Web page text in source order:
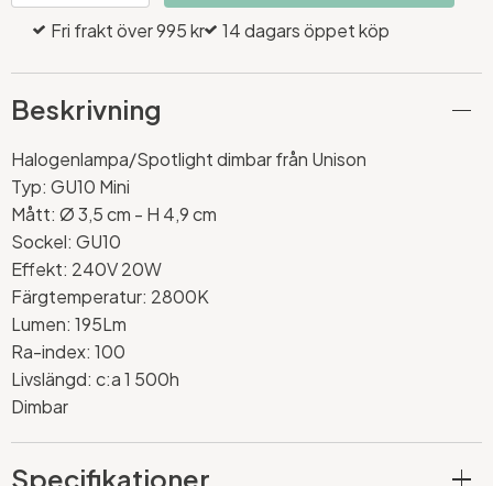
Fri frakt över 995 kr 14 dagars öppet köp
Beskrivning
Halogenlampa/Spotlight dimbar från Unison
Typ: GU10 Mini
Mått: Ø 3,5 cm - H 4,9 cm
Sockel: GU10
Effekt: 240V 20W
Färgtemperatur: 2800K
Lumen: 195Lm
Ra-index: 100
Livslängd: c:a 1 500h
Dimbar
Specifikationer